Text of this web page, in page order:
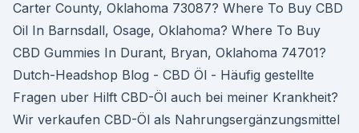
Carter County, Oklahoma 73087? Where To Buy CBD
Oil In Barnsdall, Osage, Oklahoma? Where To Buy
CBD Gummies In Durant, Bryan, Oklahoma 74701?
Dutch-Headshop Blog - CBD Öl - Häufig gestellte
Fragen uber Hilft CBD-Öl auch bei meiner Krankheit?
Wir verkaufen CBD-Öl als Nahrungsergänzungsmittel